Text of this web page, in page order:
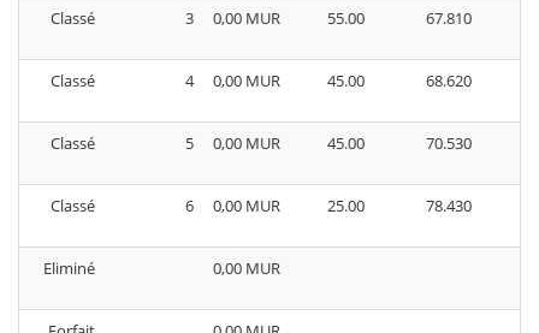
Classé 3 0,00 MUR 55.00 67.810
Classé 4 0,00 MUR 45.00 68.620
Classé 5 0,00 MUR 45.00 70.530
Classé 6 0,00 MUR 25.00 78.430
Eliminé 0,00 MUR